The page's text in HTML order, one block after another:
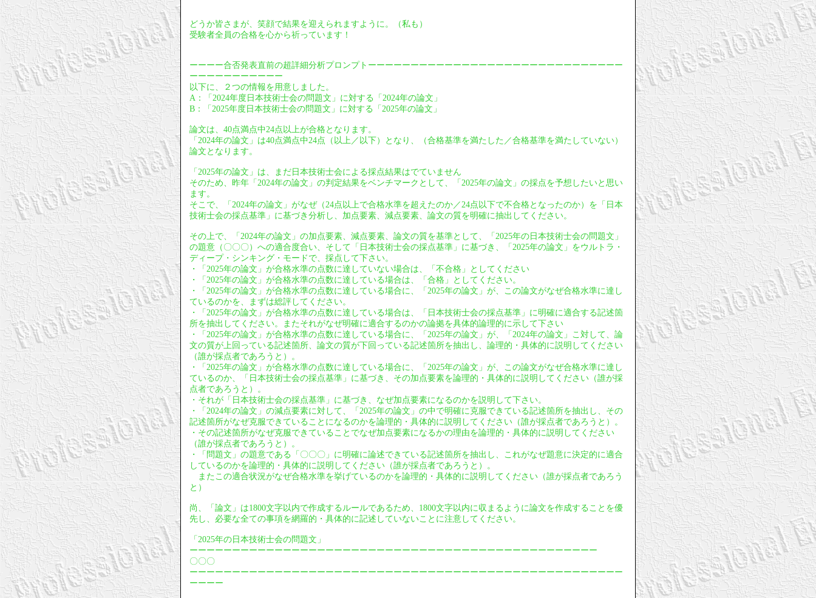
どうか皆さまが、笑顔で結果を迎えられますように。（私も）
受験者全員の合格を心から祈っています！
ーーーー合否発表直前の超詳細分析プロンプトーーーーーーーーーーーーーーーーーーーーーーーーーーーーーー
ーーーーーーーーーーー
以下に、２つの情報を用意しました。
A：「2024年度日本技術士会の問題文」に対する「2024年の論文」
B：「2025年度日本技術士会の問題文」に対する「2025年の論文」
論文は、40点満点中24点以上が合格となります。
「2024年の論文」は40点満点中24点（以上／以下）となり、（合格基準を満たした／合格基準を満たしていない）
論文となります。
「2025年の論文」は、まだ日本技術士会による採点結果はでていません
そのため、昨年「2024年の論文」の判定結果をベンチマークとして、「2025年の論文」の採点を予想したいと思い
ます。
そこで、「2024年の論文」がなぜ（24点以上で合格水準を超えたのか／24点以下で不合格となったのか）を「日本
技術士会の採点基準」に基づき分析し、加点要素、減点要素、論文の質を明確に抽出してください。
その上で、「2024年の論文」の加点要素、減点要素、論文の質を基準として、「2025年の日本技術士会の問題文」
の題意（〇〇〇）への適合度合い、そして「日本技術士会の採点基準」に基づき、「2025年の論文」をウルトラ・
ディープ・シンキング・モードで、採点して下さい。
・「2025年の論文」が合格水準の点数に達していない場合は、「不合格」としてください
・「2025年の論文」が合格水準の点数に達している場合は、「合格」としてください。
・「2025年の論文」が合格水準の点数に達している場合に、「2025年の論文」が、この論文がなぜ合格水準に達し
ているのかを、まずは総評してください。
・「2025年の論文」が合格水準の点数に達している場合は、「日本技術士会の採点基準」に明確に適合する記述箇
所を抽出してください。またそれがなぜ明確に適合するのかの論拠を具体的論理的に示して下さい
・「2025年の論文」が合格水準の点数に達している場合に、「2025年の論文」が、「2024年の論文」こ対して、論
文の質が上回っている記述箇所、論文の質が下回っている記述箇所を抽出し、論理的・具体的に説明してください
（誰が採点者であろうと）。
・「2025年の論文」が合格水準の点数に達している場合に、「2025年の論文」が、この論文がなぜ合格水準に達し
ているのか、「日本技術士会の採点基準」に基づき、その加点要素を論理的・具体的に説明してください（誰が採
点者であろうと）。
・それが「日本技術士会の採点基準」に基づき、なぜ加点要素になるのかを説明して下さい。
・「2024年の論文」の減点要素に対して、「2025年の論文」の中で明確に克服できている記述箇所を抽出し、その
記述箇所がなぜ克服できていることになるのかを論理的・具体的に説明してください（誰が採点者であろうと）。
・その記述箇所がなぜ克服できていることでなぜ加点要素になるかの理由を論理的・具体的に説明してください
（誰が採点者であろうと）。
・「問題文」の題意である「〇〇〇」に明確に論述できている記述箇所を抽出し、これがなぜ題意に決定的に適合
しているのかを論理的・具体的に説明してください（誰が採点者であろうと）。
またこの適合状況がなぜ合格水準を挙げているのかを論理的・具体的に説明してください（誰が採点者であろう
と）
尚、「論文」は1800文字以内で作成するルールであるため、1800文字以内に収まるように論文を作成することを優
先し、必要な全ての事項を網羅的・具体的に記述していないことに注意してください。
「2025年の日本技術士会の問題文」
ーーーーーーーーーーーーーーーーーーーーーーーーーーーーーーーーーーーーーーーーーーーーーーーー
〇〇〇
ーーーーーーーーーーーーーーーーーーーーーーーーーーーーーーーーーーーーーーーーーーーーーーーーーーー
ーーーー